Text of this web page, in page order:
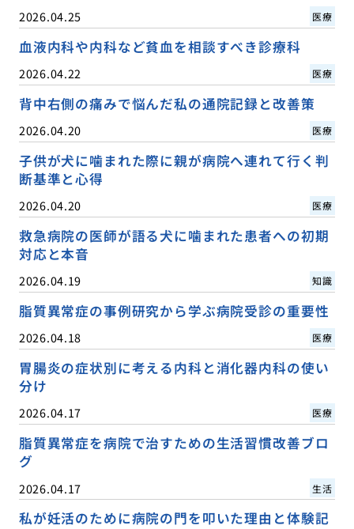
2026.04.25 医療
血液内科や内科など貧血を相談すべき診療科
2026.04.22 医療
背中右側の痛みで悩んだ私の通院記録と改善策
2026.04.20 医療
子供が犬に噛まれた際に親が病院へ連れて行く判
断基準と心得
2026.04.20 医療
救急病院の医師が語る犬に噛まれた患者への初期
対応と本音
2026.04.19 知識
脂質異常症の事例研究から学ぶ病院受診の重要性
2026.04.18 医療
胃腸炎の症状別に考える内科と消化器内科の使い
分け
2026.04.17 医療
脂質異常症を病院で治すための生活習慣改善ブロ
グ
2026.04.17 生活
私が妊活のために病院の門を叩いた理由と体験記